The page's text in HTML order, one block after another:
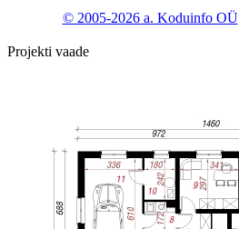
© 2005-2026 a. Koduinfo OÜ
Projekti vaade